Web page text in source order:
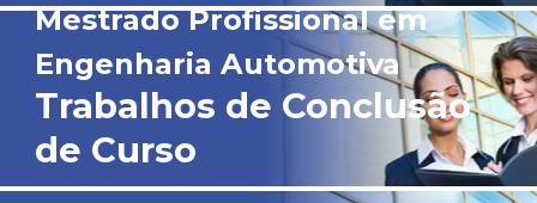
Mestrado Profissional em
Engenharia Automotiva
Trabalhos de Conclusão
de Curso